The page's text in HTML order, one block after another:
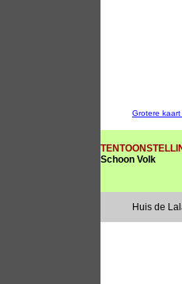
Grotere
Schoon Volk
Huis de